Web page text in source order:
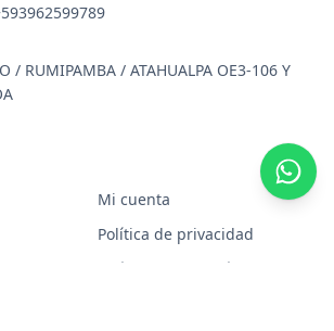
/ RUMIPAMBA / ATAHUALPA OE3-106 Y
Mi cuenta
Política de privacidad
Política de garantía